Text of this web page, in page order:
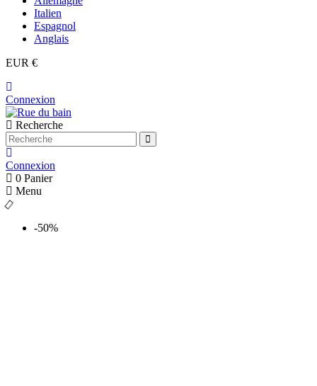
Italien
Espagnol
Anglais
EUR €
Connexion
Recherche
Connexion
0 Panier
Menu
-50%